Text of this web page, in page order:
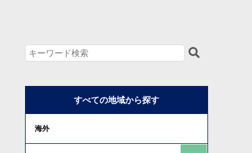
すべての地域から探す
海外